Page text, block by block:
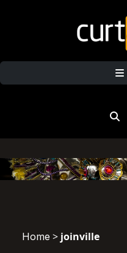
Home > joinville